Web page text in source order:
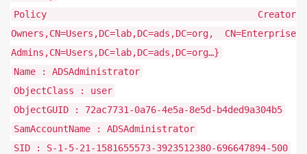
Policy
Creator
Owners ,CN=Users ,DC=lab,DC=ads ,DC=org, CN=Enterprise
Admins ,CN=Users ,DC=lab,DC=ads ,DC=org…}
Name
:
ADSAdministrator
ObjectClass
:
user
ObjectGUID
: 72ac7731 -0a76-4e5a-8e5d - b4ded9a304b5
SamAccountName
:
ADSAdministrator
SID
: S-1 -5-21 -1581655573-3923512380-696647894-500